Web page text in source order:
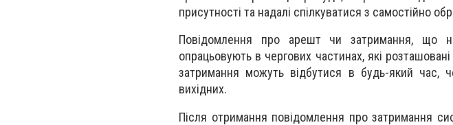
присутності та надалі спілкуватися з самостійно
Повідомлення про арешт чи затримання, що
опрацьовують в чергових частинах, які
затримання можуть відбутися в будь-який час,
вихідних.
Після отримання повідомлення про затримання